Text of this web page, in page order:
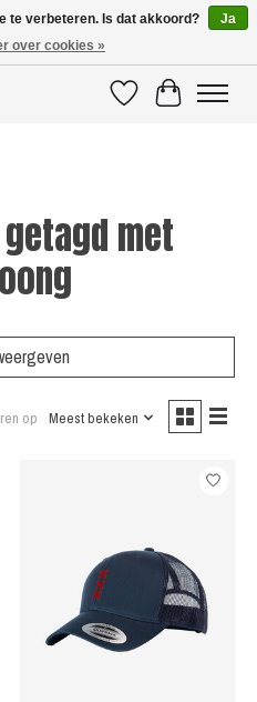
VerlanglijstWinkelwagen
met
op Meest bekeken
te verbeteren. Is dat akkoord?
Ja
over cookies »